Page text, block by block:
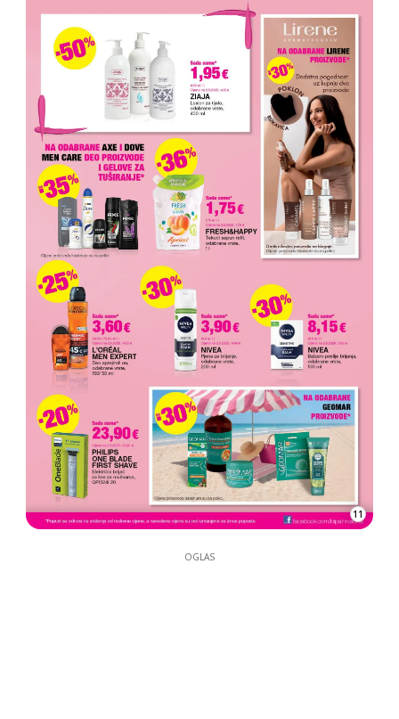
11
OGLAS